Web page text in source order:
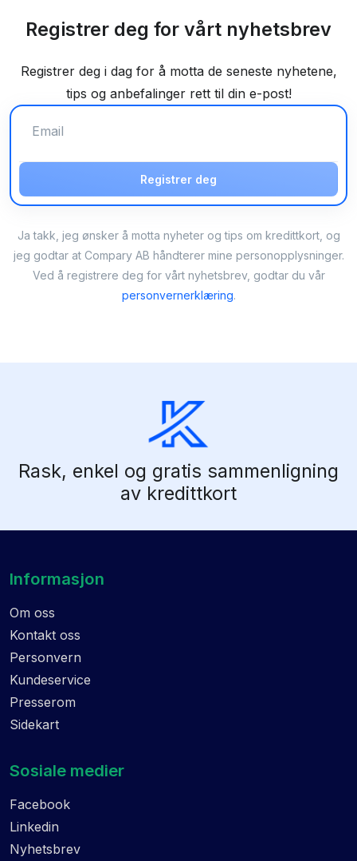
Registrer deg for vårt nyhetsbrev
Registrer deg i dag for å motta de seneste nyhetene,
tips og anbefalinger rett til din e-post!
Registrer deg
Ja takk, jeg ønsker å motta nyheter og tips om kredittkort, og
jeg godtar at Compary AB håndterer mine personopplysninger.
Ved å registrere deg for vårt nyhetsbrev, godtar du vår
personvernerklæring.
Rask, enkel og gratis sammenligning
av kredittkort
Informasjon
Om oss
Kontakt oss
Personvern
Kundeservice
Presserom
Sidekart
Sosiale medier
Facebook
Linkedin
Nyhetsbrev